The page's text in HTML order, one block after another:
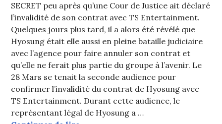
SECRET peu après qu’une Cour de Justice ait déclaré
l’invalidité de son contrat avec TS Entertainment.
Quelques jours plus tard, il a alors été révélé que
Hyosung était elle aussi en pleine bataille judiciaire
avec l’agence pour faire annuler son contrat et
qu’elle ne ferait plus partie du groupe à l’avenir. Le
28 Mars se tenait la seconde audience pour
confirmer l’invalidité du contrat de Hyosung avec
TS Entertainment. Durant cette audience, le
représentant légal de Hyosung a …